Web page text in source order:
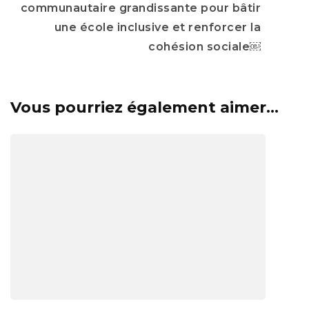
communautaire grandissante pour bâtir
une école inclusive et renforcer la
cohésion sociale￼
Vous pourriez également aimer...